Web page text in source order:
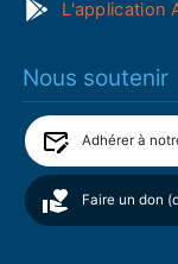
L'application
Nous soutenir
Adhérer à
Faire un don